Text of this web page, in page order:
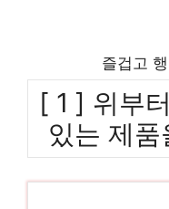
즐겁고
[ 1 ] 위부
있는 제